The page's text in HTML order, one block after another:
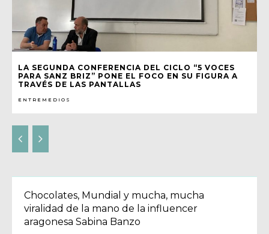
LA SEGUNDA CONFERENCIA DEL CICLO “5 VOCES
PARA SANZ BRIZ” PONE EL FOCO EN SU FIGURA A
TRAVÉS DE LAS PANTALLAS
ENTREMEDIOS
Chocolates, Mundial y mucha, mucha
viralidad de la mano de la influencer
aragonesa Sabina Banzo